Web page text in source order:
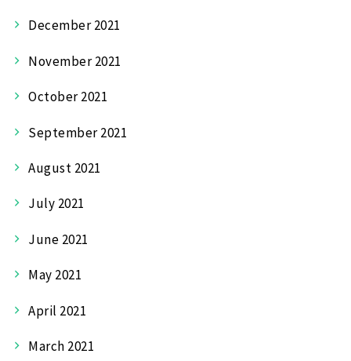
December 2021
November 2021
October 2021
September 2021
August 2021
July 2021
June 2021
May 2021
April 2021
March 2021